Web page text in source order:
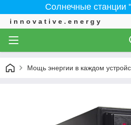
Солнечные станции
i n n o v a t i v e . e n e r g y
Мощь энергии в каждом